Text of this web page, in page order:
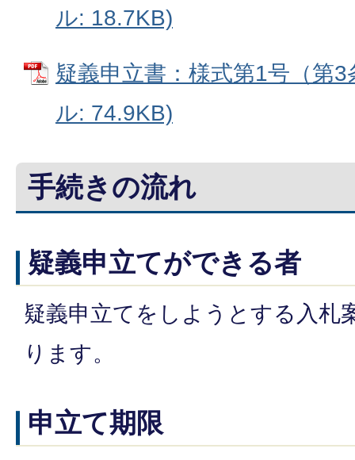
ル: 18.7KB)
疑義申立書：様式第1号（第
ル: 74.9KB)
手続きの流れ
疑義申立てができる者
疑義申立てをしようとする入札
ります。
申立て期限